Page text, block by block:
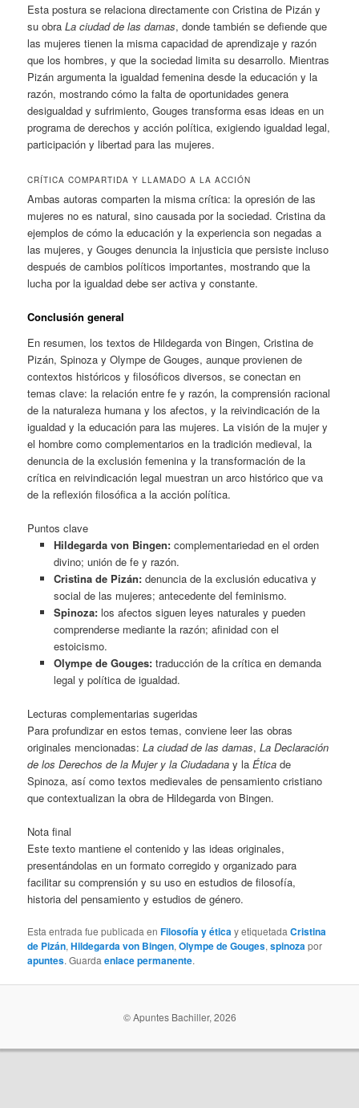
Esta postura se relaciona directamente con Cristina de Pizán y
su obraLa ciudad de las damas, donde también se defiende que
las mujeres tienen la misma capacidad de aprendizaje y razón
que los hombres, y que la sociedad limita su desarrollo. Mientras
Pizán argumenta la igualdad femenina desde la educación y la
razón, mostrando cómo la falta de oportunidades genera
desigualdad y sufrimiento, Gouges transforma esas ideas en un
programa de derechos y acción política, exigiendo igualdad legal,
participación y libertad para las mujeres.
CRÍTICA COMPARTIDA Y LLAMADO A LA ACCIÓN
Ambas autoras comparten la misma crítica: la opresión de las
mujeres no es natural, sino causada por la sociedad. Cristina da
ejemplos de cómo la educación y la experiencia son negadas a
las mujeres, y Gouges denuncia la injusticia que persiste incluso
después de cambios políticos importantes, mostrando que la
lucha por la igualdad debe ser activa y constante.
Conclusión general
En resumen, los textos de Hildegarda von Bingen, Cristina de
Pizán, Spinoza y Olympe de Gouges, aunque provienen de
contextos históricos y filosóficos diversos, se conectan en
temas clave: la relación entre fe y razón, la comprensión racional
de la naturaleza humana y los afectos, y la reivindicación de la
igualdad y la educación para las mujeres. La visión de la mujer y
el hombre como complementarios en la tradición medieval, la
denuncia de la exclusión femenina y la transformación de la
crítica en reivindicación legal muestran un arco histórico que va
de la reflexión filosófica a la acción política.
Puntos clave
Hildegarda von Bingen:complementariedad en el orden
divino; unión de fe y razón.
Cristina de Pizán:denuncia de la exclusión educativa y
social de las mujeres; antecedente del feminismo.
Spinoza:los afectos siguen leyes naturales y pueden
comprenderse mediante la razón; afinidad con el
estoicismo.
Olympe de Gouges:traducción de la crítica en demanda
legal y política de igualdad.
Lecturas complementarias sugeridas
Para profundizar en estos temas, conviene leer las obras
originales mencionadas:La ciudad de las damas,La Declaración
de los Derechos de la Mujer y la Ciudadana y laÉtica de
Spinoza, así como textos medievales de pensamiento cristiano
que contextualizan la obra de Hildegarda von Bingen.
Nota final
Este texto mantiene el contenido y las ideas originales,
presentándolas en un formato corregido y organizado para
facilitar su comprensión y su uso en estudios de filosofía,
historia del pensamiento y estudios de género.
Esta entrada fue publicada enFilosofía y éticay etiquetadaCristina
de Pizán,Hildegarda von Bingen,Olympe de Gouges,spinozapor
apuntes. Guardaenlace permanente.
© Apuntes Bachiller, 2026